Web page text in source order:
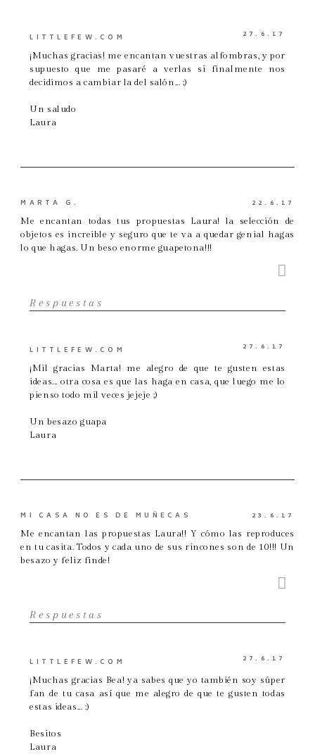
LITTLEFEW.COM
27.6.17
¡Muchas gracias! me encantan vuestras alfombras, y por
supuesto que me pasaré a verlas si finalmente nos
decidimos a cambiar la del salón... ;)
Un saludo
Laura
MARTA G.
22.6.17
Me encantan todas tus propuestas Laura! la selección de
objetos es increible y seguro que te va a quedar genial hagas
lo que hagas. Un beso enorme guapetona!!!
Respuestas
LITTLEFEW.COM
27.6.17
¡Mil gracias Marta! me alegro de que te gusten estas
ideas... otra cosa es que las haga en casa, que luego me lo
pienso todo mil veces jejeje ;)
Un besazo guapa
Laura
MI CASA NO ES DE MUÑECAS
23.6.17
Me encantan las propuestas Laura!! Y cómo las reproduces
en tu casita. Todos y cada uno de sus rincones son de 10!!! Un
besazo y feliz finde!
Respuestas
LITTLEFEW.COM
27.6.17
¡Muchas gracias Bea! ya sabes que yo también soy súper
fan de tu casa así que me alegro de que te gusten todas
estas ideas... :)
Besitos
Laura